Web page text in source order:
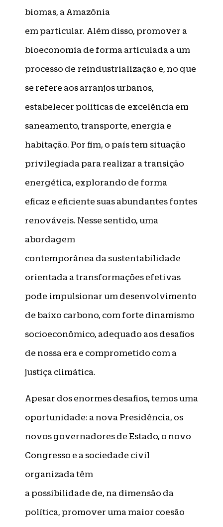
biomas, a Amazônia
em particular. Além disso, promover a
bioeconomia de forma articulada a um
processo de reindustrialização e, no que
se refere aos arranjos urbanos,
estabelecer políticas de excelência em
saneamento, transporte, energia e
habitação. Por fim, o país tem situação
privilegiada para realizar a transição
energética, explorando de forma
eficaz e eficiente suas abundantes fontes
renováveis. Nesse sentido, uma
abordagem
contemporânea da sustentabilidade
orientada a transformações efetivas
pode impulsionar um desenvolvimento
de baixo carbono, com forte dinamismo
socioeconômico, adequado aos desafios
de nossa era e comprometido com a
justiça climática.
Apesar dos enormes desafios, temos uma
oportunidade: a nova Presidência, os
novos governadores de Estado, o novo
Congresso e a sociedade civil
organizada têm
a possibilidade de, na dimensão da
política, promover uma maior coesão